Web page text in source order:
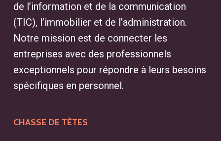
de l’information et de la communication
(TIC), l’immobilier et de l’administration.
Notre mission est de connecter les
entreprises avec des professionnels
exceptionnels pour répondre à leurs besoins
spécifiques en personnel.
CHASSE DE TÊTES